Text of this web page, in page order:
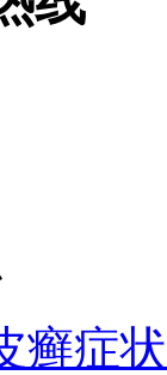
癣症状